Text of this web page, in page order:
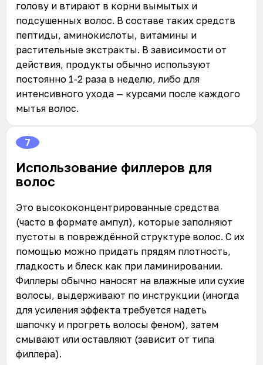
голову и втирают в корни вымытых и
подсушенных волос. В составе таких средств
пептиды, аминокислоты, витамины и
растительные экстракты. В зависимости от
действия, продукты обычно используют
постоянно 1-2 раза в неделю, либо для
интенсивного ухода — курсами после каждого
мытья волос.
7
Использование филлеров для
волос
Это высококонцентрированные средства
(часто в формате ампул), которые заполняют
пустоты в повреждённой структуре волос. С их
помощью можно придать прядям плотность,
гладкость и блеск как при ламинировании.
Филлеры обычно наносят на влажные или сухие
волосы, выдерживают по инструкции (иногда
для усиления эффекта требуется надеть
шапочку и прогреть волосы феном), затем
смывают или оставляют (зависит от типа
филлера).